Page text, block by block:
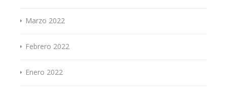
Marzo 2022
Febrero 2022
Enero 2022